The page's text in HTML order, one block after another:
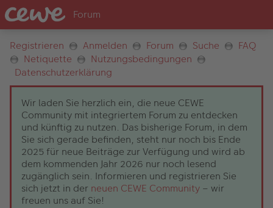
Registrieren Anmelden Forum Suche
FAQ
Netiquette
Nutzungsbedingungen
Datenschutzerklärung
Wir laden Sie herzlich ein, die neue CEWE
Community mit integriertem Forum zu entdecken
und künftig zu nutzen. Das bisherige Forum, in dem
Sie sich gerade befinden, steht nur noch bis Ende
2025 für neue Beiträge zur Verfügung und wird ab
dem kommenden Jahr 2026 nur noch lesend
zugänglich sein. Informieren und registrieren Sie
sich jetzt in der neuen CEWE Community – wir
freuen uns auf Sie!